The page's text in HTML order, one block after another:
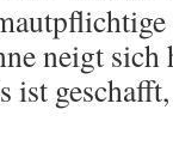
neigt
ist